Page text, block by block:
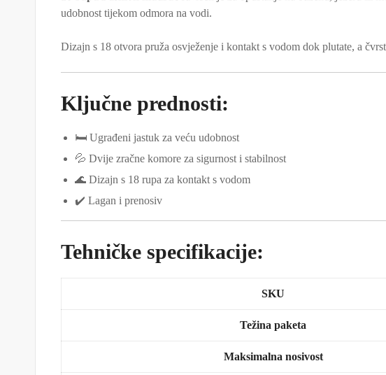
udobnost tijekom odmora na vodi.
Dizajn s 18 otvora pruža osvježenje i kontakt s vodom dok plutate, a
Ključne prednosti:
🛏️ Ugrađeni jastuk za veću udobnost
💦 Dvije zračne komore za sigurnost i stabilnost
🌊 Dizajn s 18 rupa za kontakt s vodom
✔️ Lagan i prenosiv
Tehničke specifikacije:
SKU
Težina paketa
Maksimalna nosivost